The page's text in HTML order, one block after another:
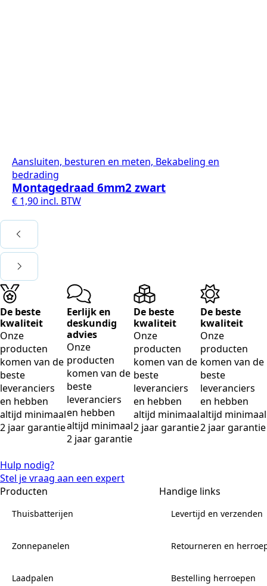
Aansluiten, besturen en meten, Bekabeling en
bedrading
Montagedraad 6mm2 zwart
€ 1,90 incl. BTW
De beste
kwaliteit
Onze
producten
komen van de
beste
leveranciers
en hebben
altijd minimaal
2 jaar garantie
Eerlijk en
deskundig
advies
Onze
producten
komen van de
beste
leveranciers
en hebben
altijd minimaal
2 jaar garantie
De beste
kwaliteit
Onze
producten
komen van de
beste
leveranciers
en hebben
altijd minimaal
2 jaar garantie
De beste
kwaliteit
Onze
producten
komen van de
beste
leveranciers
en hebben
altijd minimaal
2 jaar garantie
Hulp nodig?
Stel je vraag aan een expert
Producten
Thuisbatterijen
Zonnepanelen
Laadpalen
Handige links
Levertijd en verzenden
Retourneren en
Bestelling herroepen